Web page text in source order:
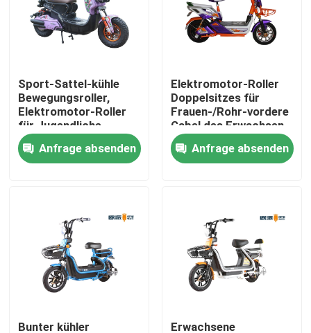
Über uns
Qualitätskontrolle
Treten Sie mit uns in Verbindung
Elektro-Moped-Roller
Elektro-Motorroller
Elektrische Mobilität Roller
Sport-Sattel-kühle
Bewegungsroller,
Elektromotor-Roller
für Jugendliche
Anfrage absenden
Elektromotor-Roller
Doppelsitzes für
Frauen-/Rohr-vordere
Gabel des Erwachsen-
42
Anfrage absenden
Bunter kühler Erwachsene